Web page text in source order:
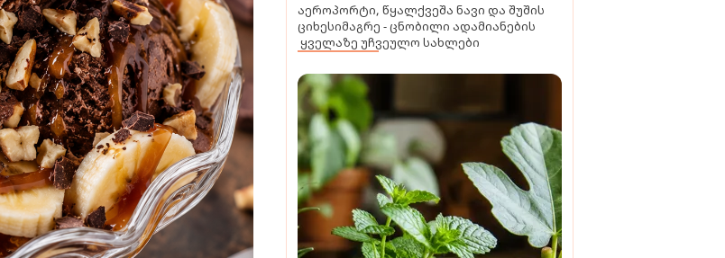
აეროპორტი, წყალქვეშა ნავი და შუშის
ციხესიმაგრე - ცნობილი ადამიანების
ყველაზე უჩვეულო სახლები